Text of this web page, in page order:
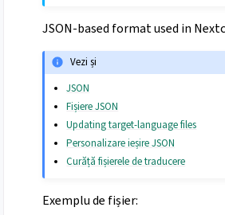
JSON-based format used in
Vezi și
JSON
Fișiere JSON
Updating target-language files
Personalizare ieșire JSON
Curăță fișierele de traducere
Exemplu de fișier: